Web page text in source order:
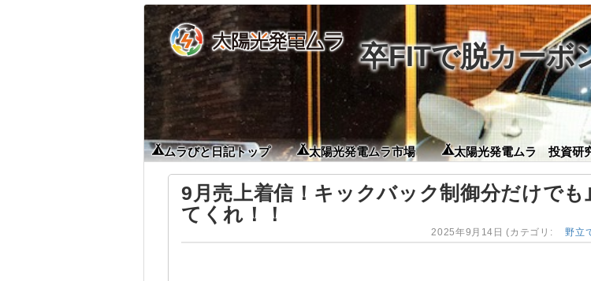
卒FITで脱カーボ
ムラびと日記トップ 太陽光発電ムラ市場 太陽光発電ムラ 投資研
9月売上着信！キックバック制御分だけでも
てくれ！！
2025年9月14日 (カテゴリ: 野立